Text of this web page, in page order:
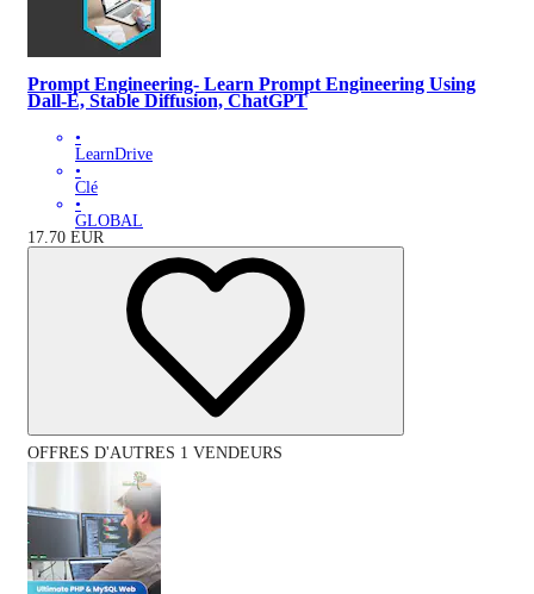
Prompt Engineering- Learn Prompt Engineering Using
Dall-E, Stable Diffusion, ChatGPT
•
LearnDrive
•
Clé
•
GLOBAL
17.70 EUR
OFFRES D'AUTRES 1 VENDEURS